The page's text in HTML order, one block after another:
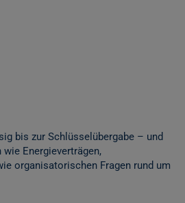
bis zur Schlüsselübergabe – und
Energieverträgen,
organisatorischen Fragen rund um